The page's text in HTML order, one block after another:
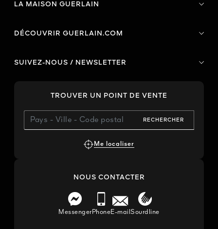
LA MAISON GUERLAIN
DÉCOUVRIR GUERLAIN.COM
SUIVEZ-NOUS / NEWSLETTER
TROUVER UN POINT DE VENTE
RECHERCHER
Me localiser
NOUS CONTACTER
MessengerPhoneE-mailSourdline